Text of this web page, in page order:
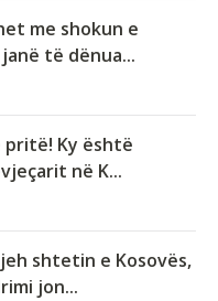
me shokun e
të dënua...
pritë! Ky është
në K...
shtetin e Kosovës,
jon...